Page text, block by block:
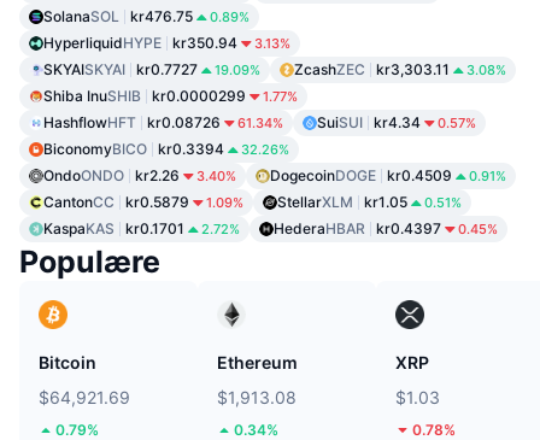
SolanaSOL kr476.75 0.89%
HyperliquidHYPE kr350.94 3.13%
SKYAISKYAI kr0.7727 19.09% ZcashZEC kr3,303.11 3.08%
Shiba InuSHIB kr0.0000299 1.77%
HashflowHFT kr0.08726 61.34% SuiSUI kr4.34 0.57%
BiconomyBICO kr0.3394 32.26%
OndoONDO kr2.26 3.40% DogecoinDOGE kr0.4509 0.91%
CantonCC kr0.5879 1.09% StellarXLM kr1.05 0.51%
KaspaKAS kr0.1701 2.72% HederaHBAR kr0.4397 0.45%
Populære
Bitcoin
$64,921.69
0.79%
Ethereum
$1,913.08
0.34%
XRP
$1.03
0.78%